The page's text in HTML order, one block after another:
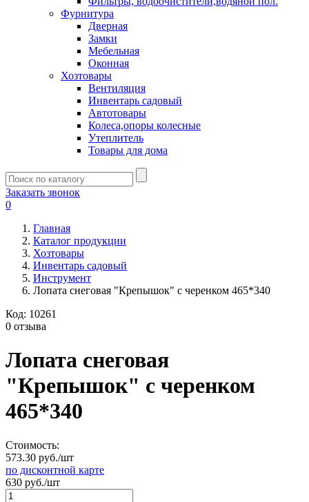
Фурнитура
Дверная
Замки
Мебельная
Оконная
Хозтовары
Вентиляция
Инвентарь садовый
Автотовары
Колеса,опоры колесные
Утеплитель
Товары для дома
Заказать звонок
0
Главная
Каталог продукции
Хозтовары
Инвентарь садовый
Инструмент
Лопата снеговая "Крепышок" с черенком 465*340
Код: 10261
0 отзыва
Лопата снеговая
"Крепышок" с черенком
465*340
Стоимость:
573.30 руб./шт
по дисконтной карте
630 руб./шт